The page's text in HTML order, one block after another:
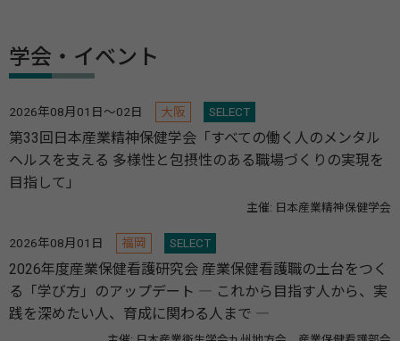
学会・イベント
2026年08月01日～02日 大阪 SELECT
第33回日本産業精神保健学会「すべての働く人のメンタル
ヘルスを支える 多様性と包摂性のある職場づくりの実現を
目指して」
主催: 日本産業精神保健学会
2026年08月01日 福岡 SELECT
2026年度産業保健看護研究会 産業保健看護職の土台をつく
る「学び方」のアップデート ― これから目指す人から、実
践を深めたい人、育成に関わる人まで ―